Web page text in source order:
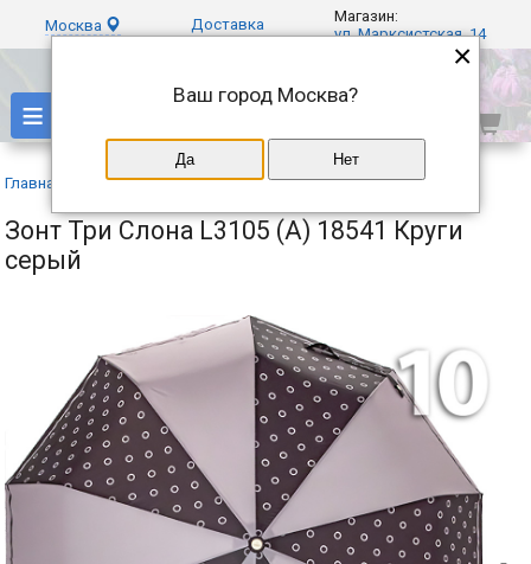
Москва Доставка
Магазин:
ул. Марксистская, 14
≡
Главная Каталог» Три слона»
Зонт Три Слона L3105 (A) 18541 Круги
серый
×
Ваш город Москва?
Да Нет